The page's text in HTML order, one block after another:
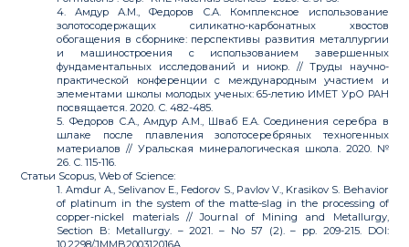
4. Амдур А.М., Федоров С.А. Комплексное использование
золотосодержащих силикатно-карбонатных хвостов
обогащения в сборнике: перспективы развития металлургии
и машиностроения с использованием завершенных
фундаментальных исследований и ниокр. // Труды научно-
практической конференции с международным участием и
элементами школы молодых ученых: 65-летию ИМЕТ УрО РАН
посвящается. 2020. С. 482-485.
5. Федоров С.А., Амдур А.М., Шваб Е.А. Cоединения серебра в
шлаке после плавления золотосеребряных техногенных
материалов // Уральская минералогическая школа. 2020. №
26. С. 115-116.
Статьи Scopus, Web of Science:
1. Amdur A., Selivanov E., Fedorov S., Pavlov V., Krasikov S. Behavior
of platinum in the system of the matte-slag in the processing of
copper-nickel materials // Journal of Mining and Metallurgy,
Section B: Metallurgy. – 2021. – No 57 (2). – pp. 209-215. DOI:
10.2298/JMMB200312016A.